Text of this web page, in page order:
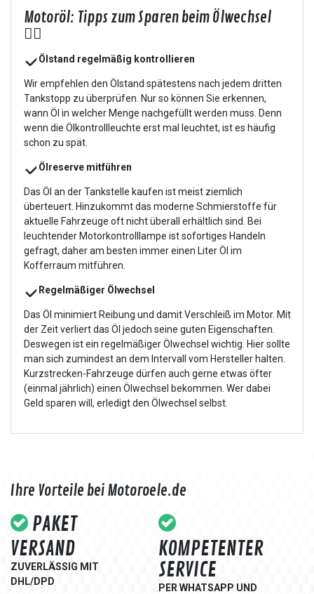
Motoröl: Tipps zum Sparen beim Ölwechsel
👍🏻
Ölstand regelmäßig kontrollieren
Wir empfehlen den Ölstand spätestens nach jedem dritten
Tankstopp zu überprüfen. Nur so können Sie erkennen,
wann Öl in welcher Menge nachgefüllt werden muss. Denn
wenn die Ölkontrollleuchte erst mal leuchtet, ist es häufig
schon zu spät.
Ölreserve mitführen
Das Öl an der Tankstelle kaufen ist meist ziemlich
überteuert. Hinzukommt das moderne Schmierstoffe für
aktuelle Fahrzeuge oft nicht überall erhältlich sind. Bei
leuchtender Motorkontrolllampe ist sofortiges Handeln
gefragt, daher am besten immer einen Liter Öl im
Kofferraum mitführen.
Regelmäßiger Ölwechsel
Das Öl minimiert Reibung und damit Verschleiß im Motor. Mit
der Zeit verliert das Öl jedoch seine guten Eigenschaften.
Deswegen ist ein regelmäßiger Ölwechsel wichtig. Hier sollte
man sich zumindest an dem Intervall vom Hersteller halten.
Kurzstrecken-Fahrzeuge dürfen auch gerne etwas öfter
(einmal jährlich) einen Ölwechsel bekommen. Wer dabei
Geld sparen will, erledigt den Ölwechsel selbst.
Ihre Vorteile bei Motoroele.de
PAKET
VERSAND
ZUVERLÄSSIG MIT
DHL/DPD
KOMPETENTER
SERVICE
PER WHATSAPP UND